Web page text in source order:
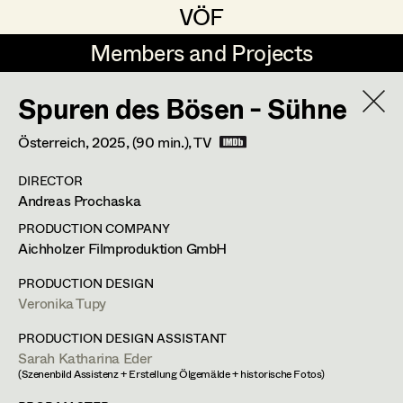
VÖF
VÖF
Members and Projects
Members and Projects
DE EN HOME
Art Department
Costume Department
Retired Members
Honorary Members
Production Design Assistant
Art Direction
Assistant Art Director
Set Decoration
Jana Druskovic
Sarah Katharina Eder
Jenny Fischer
Julia Gmoser
Marie Gruber
Juliane Gstättner
Veronika Tupy
Production Design
Assistant
Spuren des Bösen - Sühne
Österreich,2025, (90 min.), TV
DIRECTOR
Andreas Prochaska
PRODUCTION COMPANY
Aichholzer Filmproduktion GmbH
PRODUCTION DESIGN
Veronika Tupy
PRODUCTION DESIGN ASSISTANT
Sarah Katharina Eder
(Szenenbild Assistenz + Erstellung Ölgemälde + historische Fotos)